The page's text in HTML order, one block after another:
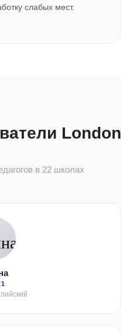
слабых мест.
London
в 22 школах